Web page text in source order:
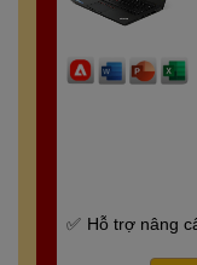
Hỗ trợ nâng